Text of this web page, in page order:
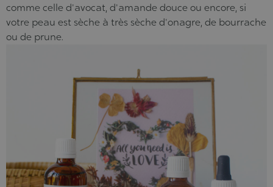
comme celle d'avocat, d'amande douce ou encore, si
votre peau est sèche à très sèche d'onagre, de bourrache
ou de prune.